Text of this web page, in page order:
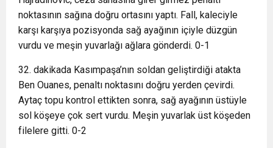
noktasının sağına doğru ortasını yaptı. Fall, kaleciyle
karşı karşıya pozisyonda sağ ayağının içiyle düzgün
vurdu ve meşin yuvarlağı ağlara gönderdi. 0-1
32. dakikada Kasımpaşa’nın soldan geliştirdiği atakta
Ben Ouanes, penaltı noktasını doğru yerden çevirdi.
Aytaç topu kontrol ettikten sonra, sağ ayağının üstüyle
sol köşeye çok sert vurdu. Meşin yuvarlak üst köşeden
filelere gitti. 0-2